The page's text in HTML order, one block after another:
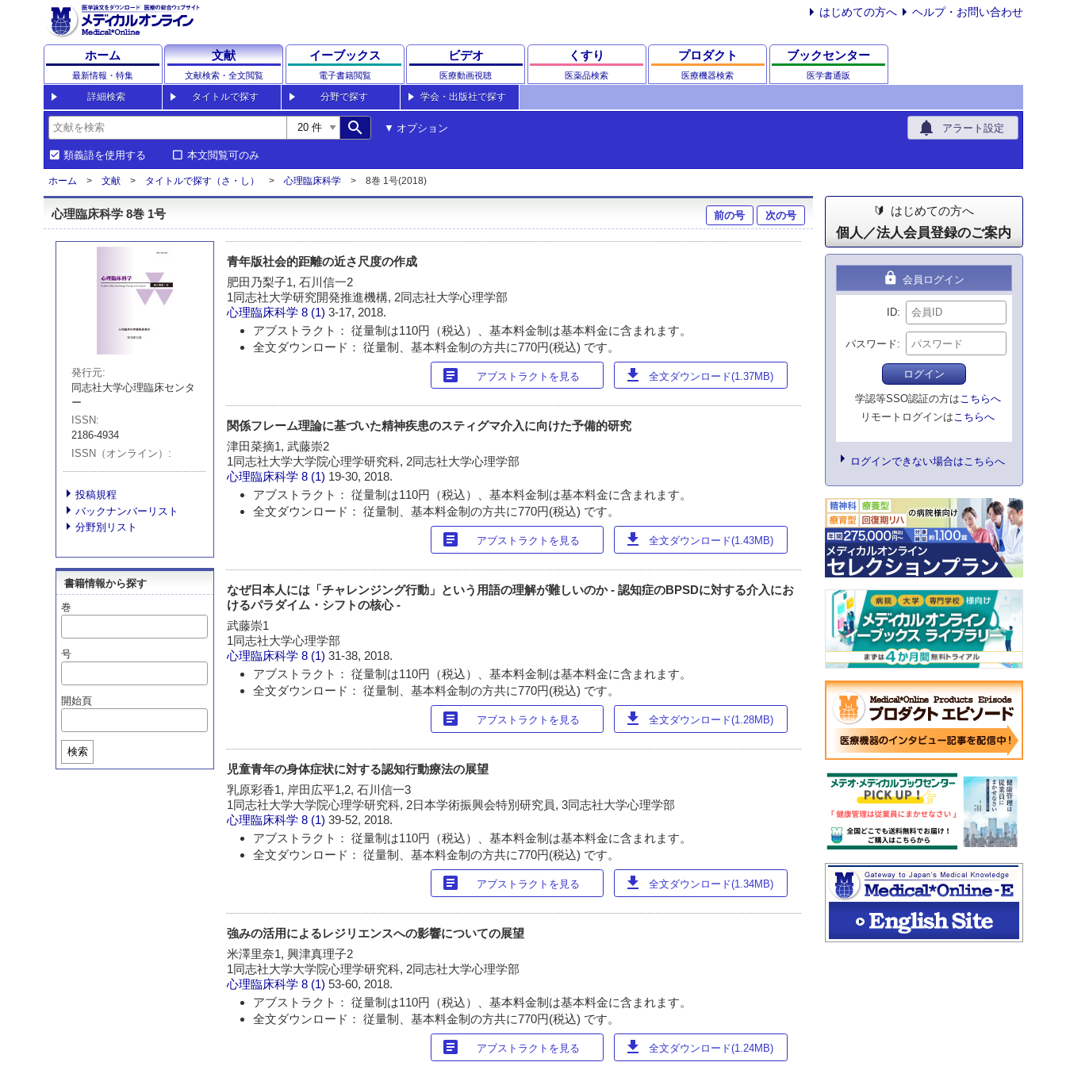
はじめての方へ ヘルプ・お問い合わせ
ホーム
最新情報・特集
文献
文献検索・全文閲覧
イーブックス
電子書籍閲覧
ビデオ
医療動画視聴
くすり
医薬品検索
プロダクト
医療機器検索
ブックセンター
医学書通販
詳細検索 タイトルで探す 分野で探す 学会・出版社で探す
search オプション notifications アラート設定
類義語を使用する 本文閲覧可のみ
ホーム 文献 タイトルで探す（さ・し） 心理臨床科学 8巻 1号(2018)
心理臨床科学 8巻 1号 前の号 次の号
発行元
同志社大学心理臨床センタ
ー
ISSN
2186-4934
ISSN（オンライン）
投稿規程
バックナンバーリスト
分野別リスト
書籍情報から探す
巻
号
開始頁
検索
青年版社会的距離の近さ尺度の作成
肥田乃梨子1, 石川信一2
1同志社大学研究開発推進機構, 2同志社大学心理学部
心理臨床科学 8 (1)3-17, 2018.
アブストラクト： 従量制は110円（税込）、基本料金制は基本料金に含まれます。
全文ダウンロード： 従量制、基本料金制の方共に770円(税込) です。
article アブストラクトを見る download 全文ダウンロード(1.37MB)
関係フレーム理論に基づいた精神疾患のスティグマ介入に向けた予備的研究
津田菜摘1, 武藤崇2
1同志社大学大学院心理学研究科, 2同志社大学心理学部
心理臨床科学 8 (1) 19-30, 2018.
アブストラクト： 従量制は110円（税込）、基本料金制は基本料金に含まれます。
全文ダウンロード： 従量制、基本料金制の方共に770円(税込) です。
article アブストラクトを見る download 全文ダウンロード(1.43MB)
なぜ日本人には「チャレンジング行動」という用語の理解が難しいのか - 認知症のBPSDに対する介入にお
けるパラダイム・シフトの核心 -
武藤崇1
1同志社大学心理学部
心理臨床科学 8 (1)31-38, 2018.
アブストラクト： 従量制は110円（税込）、基本料金制は基本料金に含まれます。
全文ダウンロード： 従量制、基本料金制の方共に770円(税込) です。
article アブストラクトを見る download 全文ダウンロード(1.28MB)
児童青年の身体症状に対する認知行動療法の展望
乳原彩香1, 岸田広平1,2, 石川信一3
1同志社大学大学院心理学研究科, 2日本学術振興会特別研究員, 3同志社大学心理学部
心理臨床科学 8 (1)39-52, 2018.
アブストラクト： 従量制は110円（税込）、基本料金制は基本料金に含まれます。
全文ダウンロード： 従量制、基本料金制の方共に770円(税込) です。
article アブストラクトを見る download 全文ダウンロード(1.34MB)
強みの活用によるレジリエンスへの影響についての展望
米澤里奈1, 興津真理子2
1同志社大学大学院心理学研究科, 2同志社大学心理学部
心理臨床科学 8 (1)53-60, 2018.
アブストラクト： 従量制は110円（税込）、基本料金制は基本料金に含まれます。
全文ダウンロード： 従量制、基本料金制の方共に770円(税込) です。
article アブストラクトを見る download 全文ダウンロード(1.24MB)
はじめての方へ
個人／法人会員登録のご案内
lock 会員ログイン
ID
パスワード
ログイン
学認等SSO認証の方はこちらへ
リモートログインはこちらへ
ログインできない場合はこちらへ